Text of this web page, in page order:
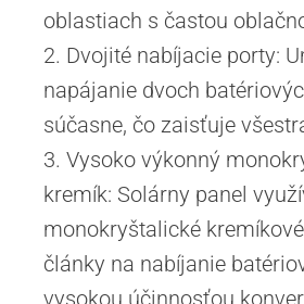
oblastiach s častou
2. Dvojité nabíjacie porty:
napájanie dvoch
súčasne, čo zaisťuje
3. Vysoko výkonný
kremík: Solárny panel
monokryštalické
články na nabíjanie
vysokou účinnosťou